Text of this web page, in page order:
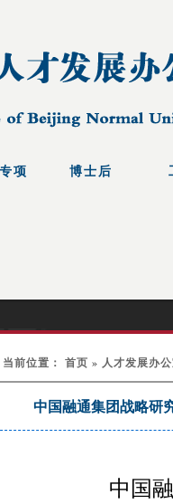
当前位置： 首页 » 人才发展办
中国融通集团战略研
中国